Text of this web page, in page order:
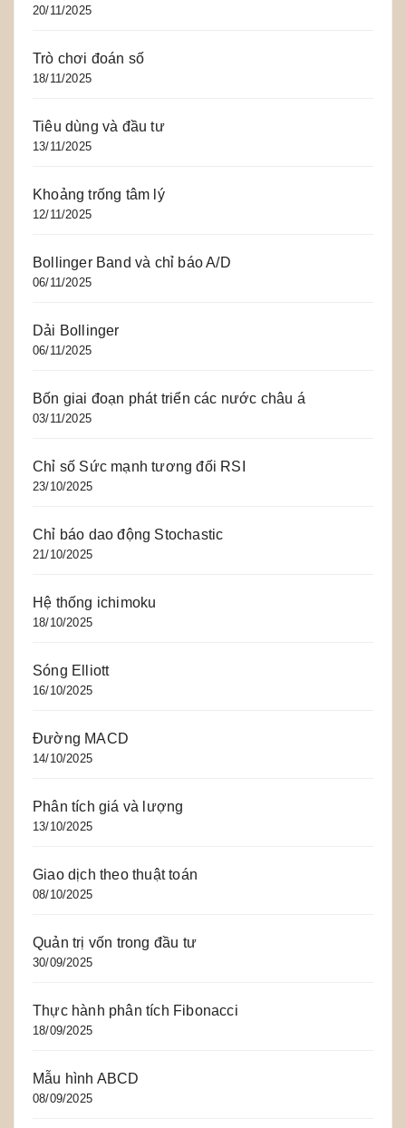
20/11/2025
Trò chơi đoán số
18/11/2025
Tiêu dùng và đầu tư
13/11/2025
Khoảng trống tâm lý
12/11/2025
Bollinger Band và chỉ báo A/D
06/11/2025
Dải Bollinger
06/11/2025
Bốn giai đoạn phát triển các nước châu á
03/11/2025
Chỉ số Sức mạnh tương đối RSI
23/10/2025
Chỉ báo dao động Stochastic
21/10/2025
Hệ thống ichimoku
18/10/2025
Sóng Elliott
16/10/2025
Đường MACD
14/10/2025
Phân tích giá và lượng
13/10/2025
Giao dịch theo thuật toán
08/10/2025
Quản trị vốn trong đầu tư
30/09/2025
Thực hành phân tích Fibonacci
18/09/2025
Mẫu hình ABCD
08/09/2025